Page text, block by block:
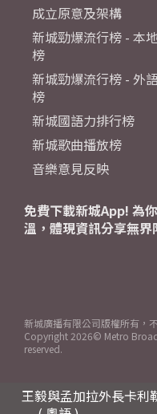
王毅與孟加拉外長卡利
成立原意及架構
新城勁爆流行榜 - 本
榜
新城勁爆流行榜 - 外
榜
新城國語力排行榜
新城歌曲播放榜
音樂意見反映
免費下載新城App! 為
溫，體現資訊分享無界
新城廣播有限公司版權所有，
Copyright 2026© Metro
reserved.